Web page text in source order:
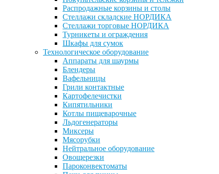
Распродажные корзины и столы
Стеллажи складские НОРДИКА
Стеллажи торговые НОРДИКА
Турникеты и ограждения
Шкафы для сумок
Технологическое оборудование
Аппараты для шаурмы
Блендеры
Вафельницы
Грили контактные
Картофелечистки
Кипятильники
Котлы пищеварочные
Льдогенераторы
Миксеры
Мясорубки
Нейтральное оборудование
Овощерезки
Пароконвектоматы